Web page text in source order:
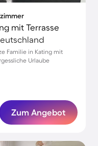
mit Terrasse
Familie in Kating mit
Urlaube
Zum Angebot